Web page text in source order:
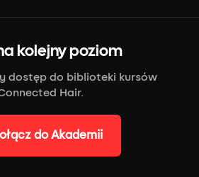
formy buduje w oparciu o
czerpie z angielskich
kolejny poziom
dostęp do biblioteki kursów
Hair.
do Akademii